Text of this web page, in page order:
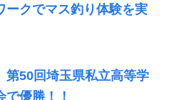
ークでマス釣り体験を実
第50回埼玉県私立高等学
優勝！！